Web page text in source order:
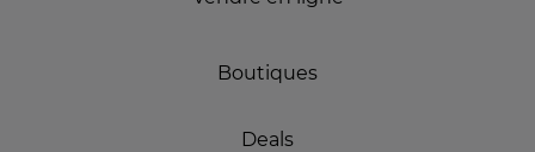
Boutiques
Deals